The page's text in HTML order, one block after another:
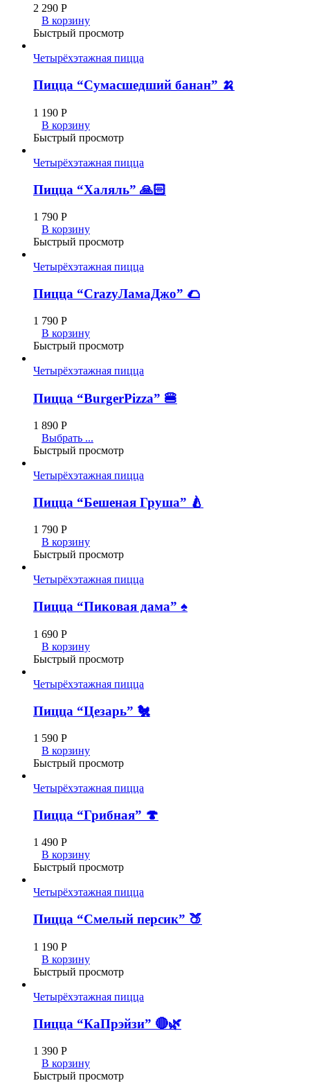
2 290 Р
В корзину
Быстрый просмотр
Четырёхэтажная пицца
Пицца “Сумасшедший банан” 🍌
1 190 Р
В корзину
Быстрый просмотр
Четырёхэтажная пицца
Пицца “Халяль” 🙏🏻
1 790 Р
В корзину
Быстрый просмотр
Четырёхэтажная пицца
Пицца “CrazyЛамаДжо” 🌮
1 790 Р
В корзину
Быстрый просмотр
Четырёхэтажная пицца
Пицца “BurgerPizza” 🍔
1 890 Р
Выбрать ...
Быстрый просмотр
Четырёхэтажная пицца
Пицца “Бешеная Груша” 🍐
1 790 Р
В корзину
Быстрый просмотр
Четырёхэтажная пицца
Пицца “Пиковая дама” ♠
1 690 Р
В корзину
Быстрый просмотр
Четырёхэтажная пицца
Пицца “Цезарь” 🐔
1 590 Р
В корзину
Быстрый просмотр
Четырёхэтажная пицца
Пицца “Грибная” 🍄
1 490 Р
В корзину
Быстрый просмотр
Четырёхэтажная пицца
Пицца “Смелый персик” 🍑
1 190 Р
В корзину
Быстрый просмотр
Четырёхэтажная пицца
Пицца “КаПрэйзи” 🔴🌿
1 390 Р
В корзину
Быстрый просмотр